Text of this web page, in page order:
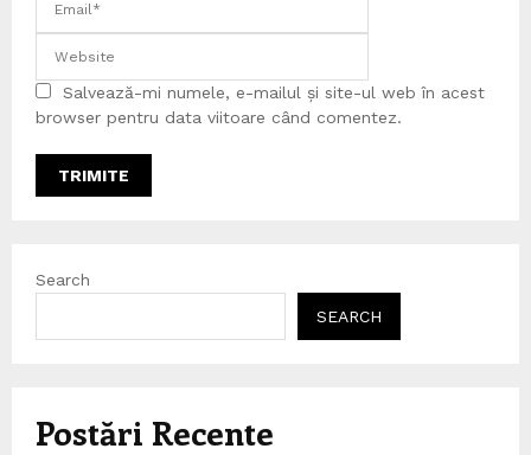
Salvează-mi numele, e-mailul și site-ul web în acest
browser pentru data viitoare când comentez.
Search
SEARCH
Postări Recente